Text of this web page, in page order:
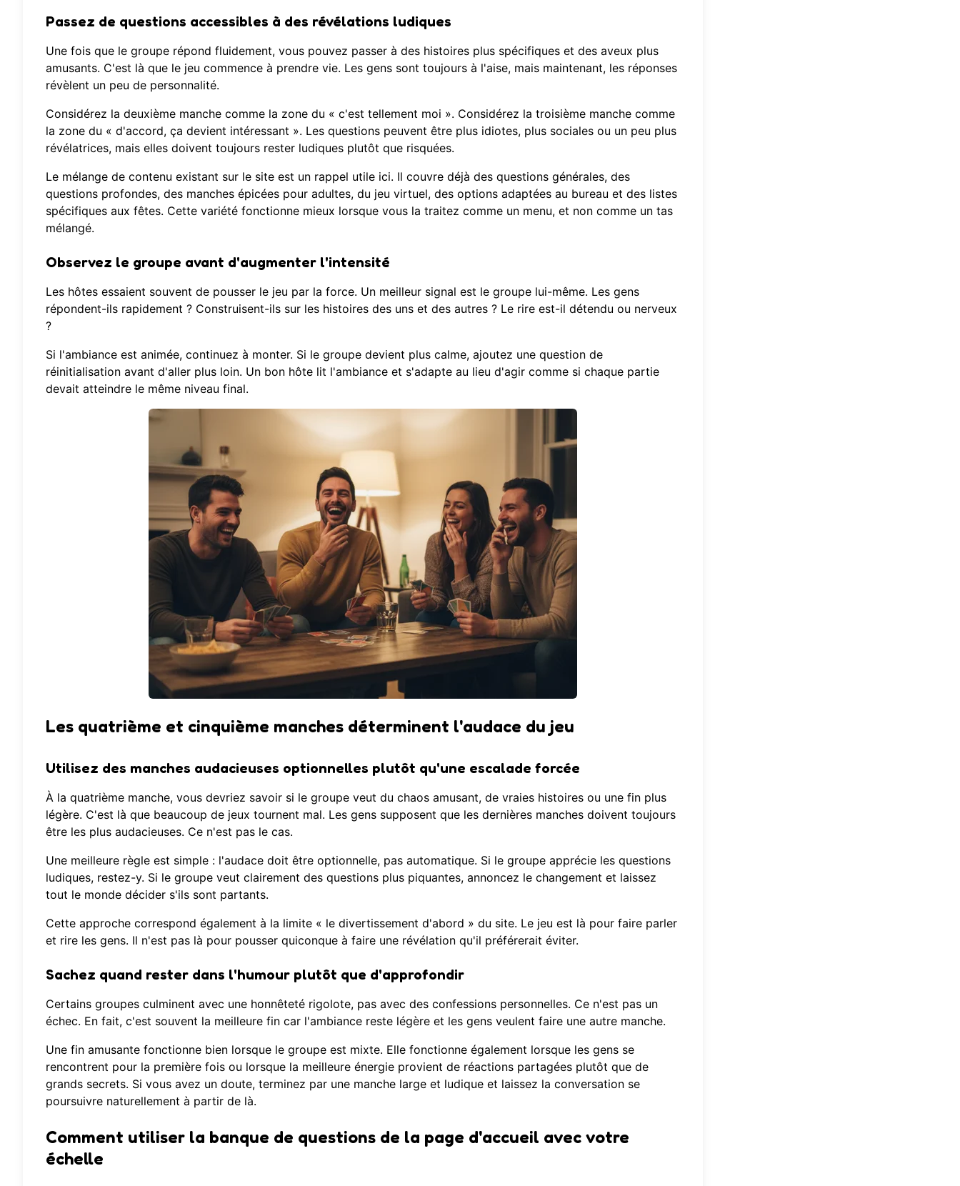
Passez de questions accessibles à des révélations ludiques
Une fois que le groupe répond fluidement, vous pouvez passer à des histoires plus spécifiques et des aveux plus
amusants. C'est là que le jeu commence à prendre vie. Les gens sont toujours à l'aise, mais maintenant, les réponses
révèlent un peu de personnalité.
Considérez la deuxième manche comme la zone du « c'est tellement moi ». Considérez la troisième manche comme
la zone du « d'accord, ça devient intéressant ». Les questions peuvent être plus idiotes, plus sociales ou un peu plus
révélatrices, mais elles doivent toujours rester ludiques plutôt que risquées.
Le mélange de contenu existant sur le site est un rappel utile ici. Il couvre déjà des questions générales, des
questions profondes, des manches épicées pour adultes, du jeu virtuel, des options adaptées au bureau et des listes
spécifiques aux fêtes. Cette variété fonctionne mieux lorsque vous la traitez comme un menu, et non comme un tas
mélangé.
Observez le groupe avant d'augmenter l'intensité
Les hôtes essaient souvent de pousser le jeu par la force. Un meilleur signal est le groupe lui-même. Les gens
répondent-ils rapidement ? Construisent-ils sur les histoires des uns et des autres ? Le rire est-il détendu ou nerveux
?
Si l'ambiance est animée, continuez à monter. Si le groupe devient plus calme, ajoutez une question de
réinitialisation avant d'aller plus loin. Un bon hôte lit l'ambiance et s'adapte au lieu d'agir comme si chaque partie
devait atteindre le même niveau final.
Les quatrième et cinquième manches déterminent l'audace du jeu
Utilisez des manches audacieuses optionnelles plutôt qu'une escalade forcée
À la quatrième manche, vous devriez savoir si le groupe veut du chaos amusant, de vraies histoires ou une fin plus
légère. C'est là que beaucoup de jeux tournent mal. Les gens supposent que les dernières manches doivent toujours
être les plus audacieuses. Ce n'est pas le cas.
Une meilleure règle est simple : l'audace doit être optionnelle, pas automatique. Si le groupe apprécie les questions
ludiques, restez-y. Si le groupe veut clairement des questions plus piquantes, annoncez le changement et laissez
tout le monde décider s'ils sont partants.
Cette approche correspond également à la limite « le divertissement d'abord » du site. Le jeu est là pour faire parler
et rire les gens. Il n'est pas là pour pousser quiconque à faire une révélation qu'il préférerait éviter.
Sachez quand rester dans l'humour plutôt que d'approfondir
Certains groupes culminent avec une honnêteté rigolote, pas avec des confessions personnelles. Ce n'est pas un
échec. En fait, c'est souvent la meilleure fin car l'ambiance reste légère et les gens veulent faire une autre manche.
Une fin amusante fonctionne bien lorsque le groupe est mixte. Elle fonctionne également lorsque les gens se
rencontrent pour la première fois ou lorsque la meilleure énergie provient de réactions partagées plutôt que de
grands secrets. Si vous avez un doute, terminez par une manche large et ludique et laissez la conversation se
poursuivre naturellement à partir de là.
Comment utiliser la banque de questions de la page d'accueil avec votre
échelle